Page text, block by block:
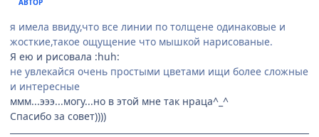
АВТОР
я имела ввиду,что все линии по толщене одинаковые и
жосткие,такое ощущение что мышкой нарисованые.
Я ею и рисовала :huh:
не увлекайся очень простыми цветами ищи более сложные
и интересные
ммм...эээ...могу...но в этой мне так нраца^_^
Спасибо за совет))))